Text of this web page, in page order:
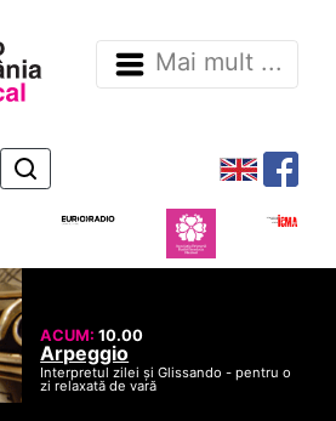
Mai mult ...
ACUM:10.00
Arpeggio
Interpretul zilei și Glissando - pentru o
zi relaxată de vară